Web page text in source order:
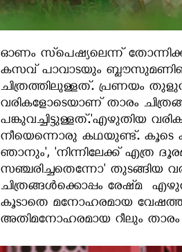
ഓണം സ്‌പെഷ്യലെന്ന്
കസവ് പാവാടയും
ചിത്രത്തിലുള്ളത്. പ്രണയം
വരികളോടെയാണ് താരം
പങ്കുവച്ചിട്ടുള്ളത്.'എഴുതിയ
നീയെന്നൊരു കഥയുണ്ട്. കൂടെ
ഞാനും', 'നിന്നിലേക്ക് എത്ര
സഞ്ചരിച്ചതെന്നോ' തുടങ്ങിയ
ചിത്രങ്ങള്‍ക്കൊപ്പം രേഷ്‍മ
കൂടാതെ മനോഹരമായ
അതിമനോഹരമായ റീലും താരം